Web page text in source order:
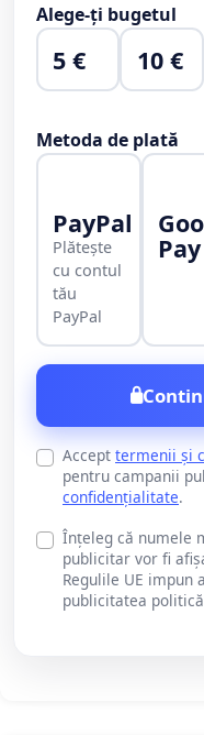
Alege-ți bugetul
5 € 10 €
Metoda de plată
PayPal
Plătește
cu contul
tău
PayPal
Pay
Accept termenii și
pentru campanii
confidențialitate.
Înțeleg că numele
publicitar vor fi
Regulile UE impun
publicitatea